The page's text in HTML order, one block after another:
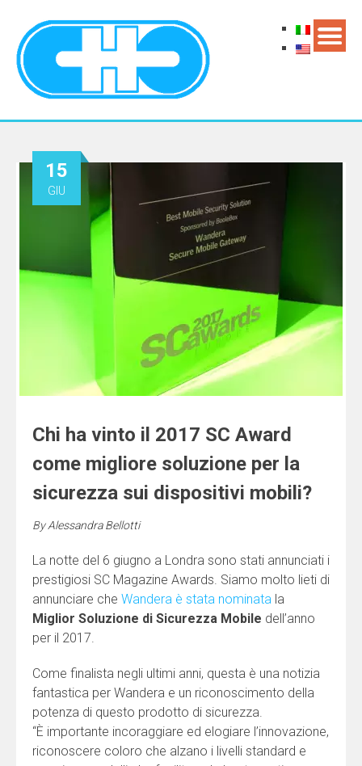
Chi ha vinto il 2017 SC Award
come migliore soluzione per la
sicurezza sui dispositivi mobili?
15
GIU
ByAlessandra Bellotti
La notte del 6 giugno a Londra sono stati annunciati i
prestigiosi SC Magazine Awards. Siamo molto lieti di
annunciare che Wandera è stata nominata la
Miglior Soluzione di Sicurezza Mobile dell’anno
per il 2017.
Come finalista negli ultimi anni, questa è una notizia
fantastica per Wandera e un riconoscimento della
potenza di questo prodotto di sicurezza.
“È importante incoraggiare ed elogiare l’innovazione,
riconoscere coloro che alzano i livelli standard e